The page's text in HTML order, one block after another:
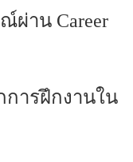
าน Career
ารฝึกงานใน